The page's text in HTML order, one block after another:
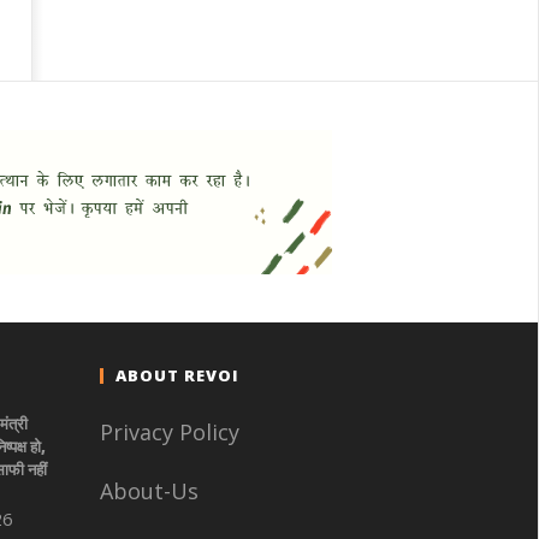
हो,
नहीं
ABOUT REVOI
Privacy Policy
About-Us